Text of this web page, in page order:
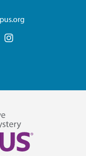
Facebook
us on Twitter
Follow us on YouTube